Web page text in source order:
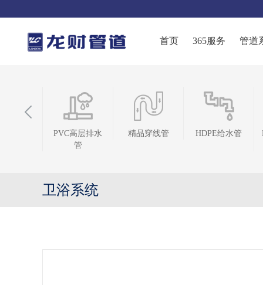
首页 365服务 管道
精品穿线管 HDPE给水管
HDPE双壁波纹
卫浴系统